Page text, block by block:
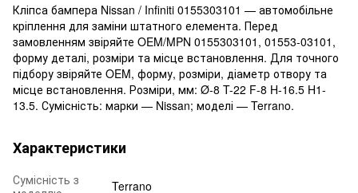
Кліпса бампера Nissan / Infiniti 0155303101 — автомобільне
кріплення для заміни штатного елемента. Перед
замовленням звіряйте OEM/MPN 0155303101, 01553-03101,
форму деталі, розміри та місце встановлення. Для точного
підбору звіряйте OEM, форму, розміри, діаметр отвору та
місце встановлення. Розміри, мм: Ø-8 T-22 F-8 H-16.5 H1-
13.5. Сумісність: марки — Nissan; моделі — Terrano.
Характеристики
Сумісність з
Terrano